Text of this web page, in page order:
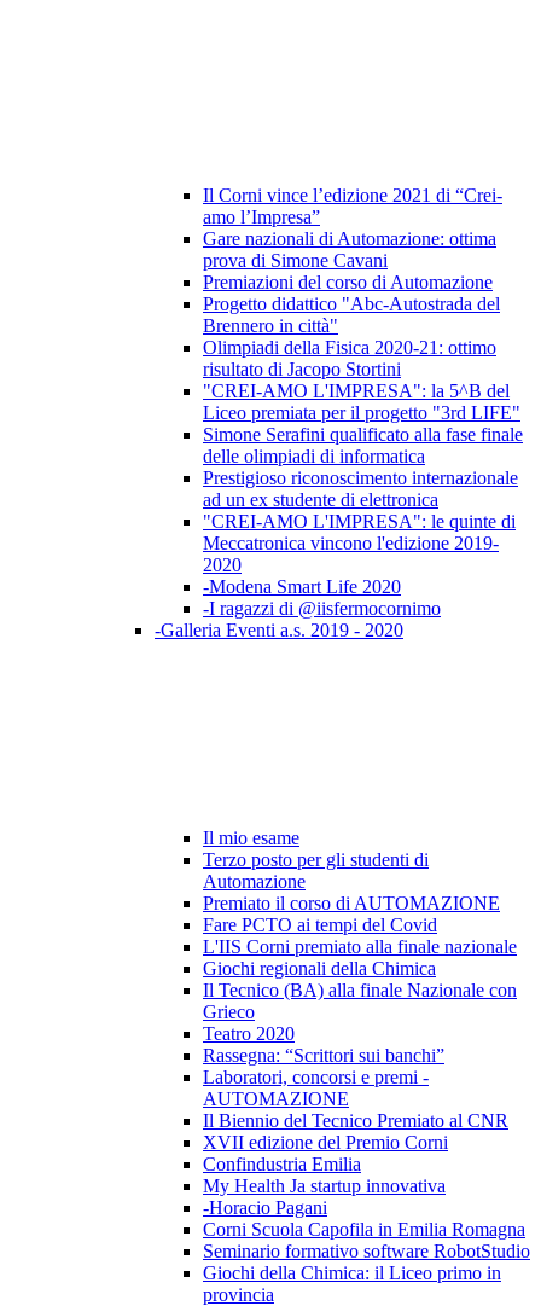
Il Corni vince l’edizione 2021 di “Crei-
amo l’Impresa”
Gare nazionali di Automazione: ottima
prova di Simone Cavani
Premiazioni del corso di Automazione
Progetto didattico "Abc-Autostrada del
Brennero in città"
Olimpiadi della Fisica 2020-21: ottimo
risultato di Jacopo Stortini
"CREI-AMO L'IMPRESA": la 5^B del
Liceo premiata per il progetto "3rd LIFE"
Simone Serafini qualificato alla fase finale
delle olimpiadi di informatica
Prestigioso riconoscimento internazionale
ad un ex studente di elettronica
"CREI-AMO L'IMPRESA": le quinte di
Meccatronica vincono l'edizione 2019-
2020
-Modena Smart Life 2020
-I ragazzi di @iisfermocornimo
-Galleria Eventi a.s. 2019 - 2020
Il mio esame
Terzo posto per gli studenti di
Automazione
Premiato il corso di AUTOMAZIONE
Fare PCTO ai tempi del Covid
L'IIS Corni premiato alla finale nazionale
Giochi regionali della Chimica
Il Tecnico (BA) alla finale Nazionale con
Grieco
Teatro 2020
Rassegna: “Scrittori sui banchi”
Laboratori, concorsi e premi -
AUTOMAZIONE
Il Biennio del Tecnico Premiato al CNR
XVII edizione del Premio Corni
Confindustria Emilia
My Health Ja startup innovativa
-Horacio Pagani
Corni Scuola Capofila in Emilia Romagna
Seminario formativo software RobotStudio
Giochi della Chimica: il Liceo primo in
provincia